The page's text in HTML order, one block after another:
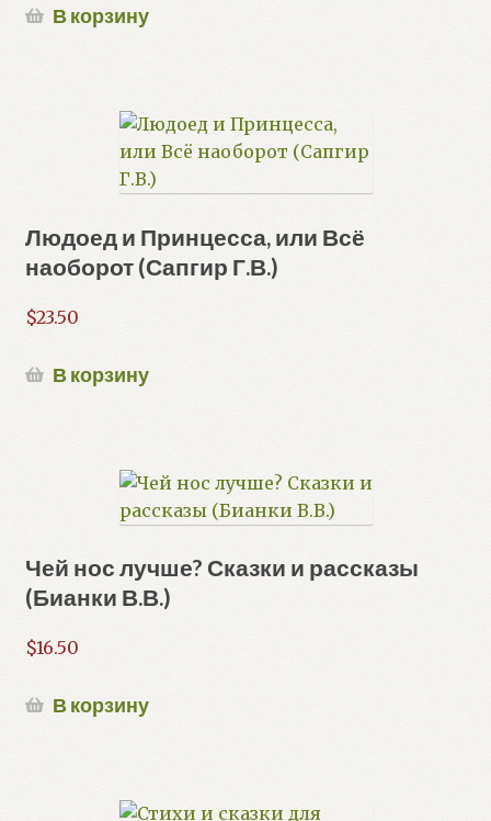
В корзину
Людоед и Принцесса, или Всё
наоборот (Сапгир Г.В.)
$23.50
В корзину
Чей нос лучше? Сказки и рассказы
(Бианки В.В.)
$16.50
В корзину